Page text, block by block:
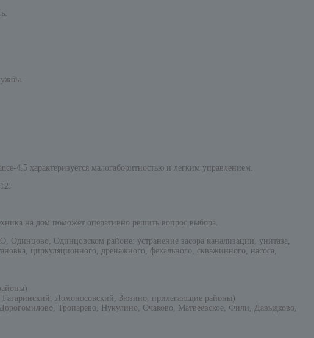
характеризуется малогаборитностью и легким управлением.
на дом поможет оперативно решить вопрос выбора.
Одинцовском районе: устранение засора канализации, унитаза,
циркуляционного, дренажного, фекального, скважинного, насоса,
Ломоносовский, Зюзино, прилегающие районы)
Тропарево, Нукулино, Очаково, Матвеевское, Фили, Давыдково,